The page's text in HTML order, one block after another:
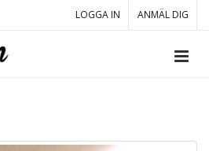
LOGGA IN ANMÄL DIG